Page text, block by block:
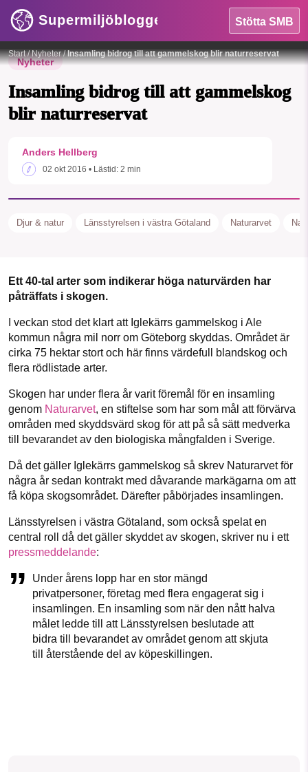
Supermiljöbloggen Stötta SMB
HEM
OMRÅDEN
OM OSS
Sparade inlägg Tipsa oss
Threads LinkedIn
Start/Nyheter/Insamling bidrog till att gammelskog blir naturreservat
Nyheter
Insamling bidrog till att gammelskog
blir naturreservat
Foto: Anders Hellberg
Anders Hellberg
02 okt 2016 • Lästid: 2 min
Djur & natur Länsstyrelsen i västra Götaland Naturarvet
Ett 40-tal arter som indikerar höga naturvärden har
påträffats i skogen.
I veckan stod det klart att Iglekärrs gammelskog i Ale
kommun några mil norr om Göteborg skyddas. Området är
cirka 75 hektar stort och här finns värdefull blandskog och
flera rödlistade arter.
Skogen har under flera år varit föremål för en insamling
genom Naturarvet, en stiftelse som har som mål att förvärva
områden med skyddsvärd skog för att på så sätt medverka
till bevarandet av den biologiska mångfalden i Sverige.
Då det gäller Iglekärrs gammelskog så skrev Naturarvet för
några år sedan kontrakt med dåvarande markägarna om att
få köpa skogsområdet. Därefter påbörjades insamlingen.
Länsstyrelsen i västra Götaland, som också spelat en
central roll då det gäller skyddet av skogen, skriver nu i ett
pressmeddelande:
Under årens lopp har en stor mängd
privatpersoner, företag med flera engagerat sig i
insamlingen. En insamling som när den nått halva
målet ledde till att Länsstyrelsen beslutade att
bidra till bevarandet av området genom att skjuta
till återstående del av köpeskillingen.
SMB kämpar för en hållbar framtid. Sedan
drivit miljödebatten framåt genom
nyhetsbevakning och granskningar. Nu
Stötta vårt arbete genom att swisha en slant till
1231368703
Läs vad vi vill göra